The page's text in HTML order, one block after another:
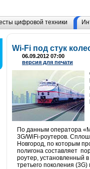
цифровой техники
Wi-Fi под стук
06.09.2012 07:00
версия для печати
По данным оператора
3G/WiFi-роутеров.
Новгород, по которым
полигона составляет
роутер, установленный
третьего поколения